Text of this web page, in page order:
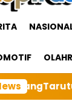
Rutin